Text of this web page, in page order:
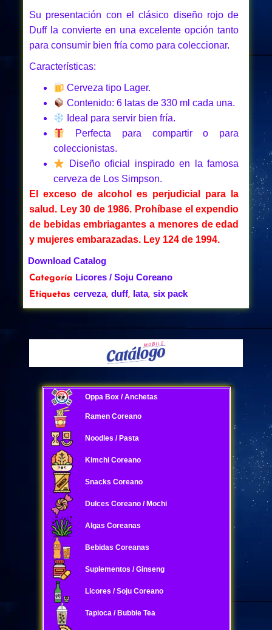
Su presentación con el clásico diseño rojo de
Duff la convierte en una excelente opción tanto
para consumir bien fría como para coleccionar.
Características:
Cerveza tipo Lager.
Contenido: 6 latas de 330 ml cada una.
Ideal para servir bien fría.
Perfecta para compartir o para
coleccionistas.
Diseño oficial inspirado en la famosa
cerveza de Los Simpson.
El exceso de alcohol es perjudicial para la
salud. Ley 30 de 1986. Prohíbase el expendio
de bebidas embriagantes a menores de edad
y mujeres embarazadas. Ley 124 de 1994.
Download Catalog
Categoría Licores / Soju Coreano
Etiquetas cerveza, duff, lata, six pack
Oppa Box / Anchetas
Ramen Coreano
Noodles / Pasta
Kimchi Coreano
Snacks Coreano
Dulces Coreano / Mochi
Algas Coreanas
Bebidas Coreanas
Suplementos / Ginseng
Licores / Soju Coreano
Tapioca / Bubble Tea